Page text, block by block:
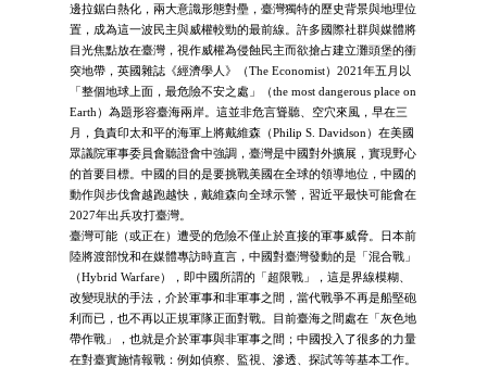
邊拉鋸白熱化，兩大意識形態對壘，臺灣獨特的歷史背景與地理位
置，成為這一波民主與威權較勁的最前線。許多國際社群與媒體將
目光焦點放在臺灣，視作威權為侵蝕民主而欲搶占建立灘頭堡的衝
突地帶，英國雜誌《經濟學人》（The Economist）2021年五月以
「整個地球上面，最危險不安之處」（the most dangerous place on
Earth）為題形容臺海兩岸。這並非危言聳聽、空穴來風，早在三
月，負責印太和平的海軍上將戴維森（Philip S. Davidson）在美國
眾議院軍事委員會聽證會中強調，臺灣是中國對外擴展，實現野心
的首要目標。中國的目的是要挑戰美國在全球的領導地位，中國的
動作與步伐會越跑越快，戴維森向全球示警，習近平最快可能會在
2027年出兵攻打臺灣。
臺灣可能（或正在）遭受的危險不僅止於直接的軍事威脅。日本前
陸將渡部悅和在媒體專訪時直言，中國對臺灣發動的是「混合戰」
（Hybrid Warfare），即中國所謂的「超限戰」，這是界線模糊、
改變現狀的手法，介於軍事和非軍事之間，當代戰爭不再是船堅砲
利而已，也不再以正規軍隊正面對戰。目前臺海之間處在「灰色地
帶作戰」，也就是介於軍事與非軍事之間；中國投入了很多的力量
在對臺實施情報戰：例如偵察、監視、滲透、探試等等基本工作。